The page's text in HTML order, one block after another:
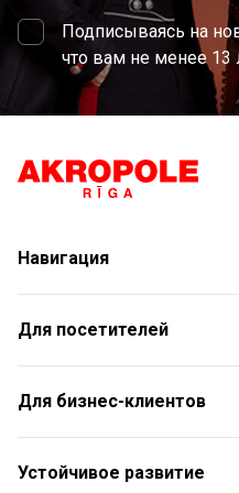
Подписываясь на
что вам не менее 13
Навигация
Магазины
Услуги
Развлечения
Рестораны
Для посетителей
План торгового центра
С животными
Контакты
Aкции
Для бизнес-клиентов
Контакты
Подарочная карта для
Устойчивое развитие